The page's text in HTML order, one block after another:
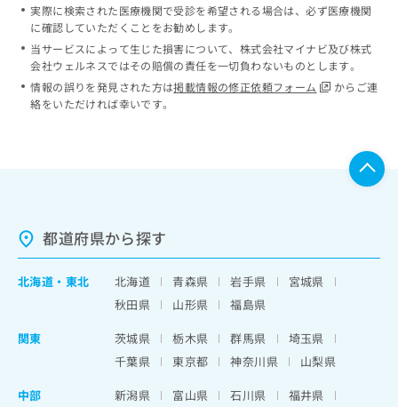
実際に検索された医療機関で受診を希望される場合は、必ず医療機関
に確認していただくことをお勧めします。
当サービスによって生じた損害について、株式会社マイナビ及び株式
会社ウェルネスではその賠償の責任を一切負わないものとします。
情報の誤りを発見された方は掲載情報の修正依頼フォーム
からご連
絡をいただければ幸いです。
都道府県から探す
北海道 ・ 東北 北海道 青森県 岩手県
宮城県
秋田県
山形県
福島県
関東
茨城県 栃木県 群馬県
埼玉県
千葉県
東京都 神奈川県
山梨県
中部
新潟県 富山県 石川県
福井県